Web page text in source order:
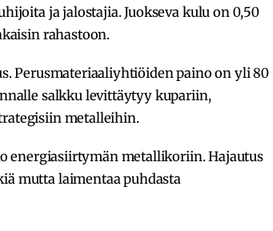
ja jalostajia. Juokseva kulu on 0,50
rahastoon.
Perusmateriaaliyhtiöiden paino on yli 80
salkku levittäytyy kupariin,
metalleihin.
energiasiirtymän metallikoriin. Hajautus
mutta laimentaa puhdasta